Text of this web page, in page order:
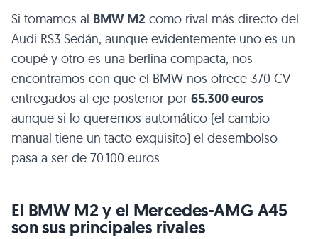
Si tomamos al BMW M2 como rival más directo del
Audi RS3 Sedán, aunque evidentemente uno es un
coupé y otro es una berlina compacta, nos
encontramos con que el BMW nos ofrece 370 CV
entregados al eje posterior por 65.300 euros
aunque si lo queremos automático (el cambio
manual tiene un tacto exquisito) el desembolso
pasa a ser de 70.100 euros.
El BMW M2 y el Mercedes-AMG A45
son sus principales rivales